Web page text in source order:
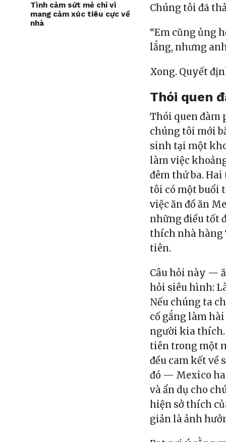
Tình cảm sứt mẻ chỉ vì
mang cảm xúc tiêu cực về
nhà
Chúng tôi đã
“Em cũng ủng
lắng, nhưng
Xong. Quyết
Thói quen
Thói quen đàm
chúng tôi mới
sinh tại một
làm việc
đêm thứ ba.
tôi có một buổi
việc ăn đồ ăn
những điều tốt
thích nhà hàng
tiên.
Câu hỏi này —
hỏi siêu hình:
Nếu chúng ta
cố gắng làm
người kia thích.
tiên trong một
đều cam kết về
đó — Mexico
và ẩn dụ cho
hiện sở thích
giản là ảnh